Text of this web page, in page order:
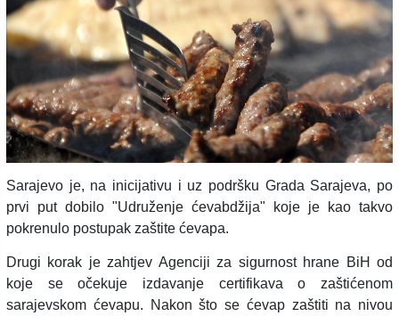
Sarajevo je, na inicijativu i uz podršku Grada Sarajeva, po
prvi put dobilo "Udruženje ćevabdžija" koje je kao takvo
pokrenulo postupak zaštite ćevapa.
Drugi korak je zahtjev Agenciji za sigurnost hrane BiH od
koje se očekuje izdavanje certifikava o zaštićenom
sarajevskom ćevapu. Nakon što se ćevap zaštiti na nivou